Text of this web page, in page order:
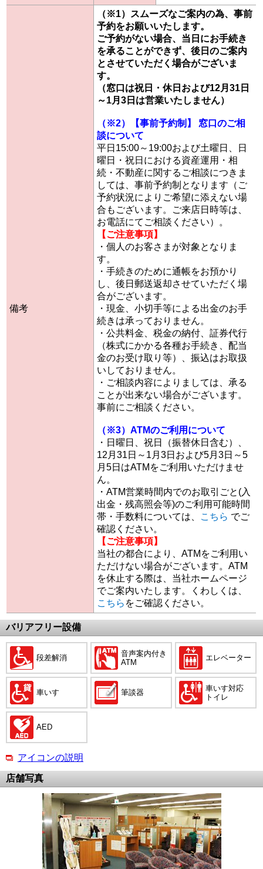
備考
（※1）スムーズなご案内の為、事前
予約をお願いいたします。
ご予約がない場合、当日にお手続き
を承ることができず、後日のご案内
とさせていただく場合がございま
す。
（窓口は祝日・休日および12月31日
～1月3日は営業いたしません）
（※2）【事前予約制】 窓口のご相
談について
平日15:00～19:00および土曜日、日
曜日・祝日における資産運用・相
続・不動産に関するご相談につきま
しては、事前予約制となります（ご
予約状況によりご希望に添えない場
合もございます。ご来店日時等は、
お電話にてご相談ください）。
【ご注意事項】
・個人のお客さまが対象となりま
す。
・手続きのために通帳をお預かり
し、後日郵送返却させていただく場
合がございます。
・現金、小切手等による出金のお手
続きは承っておりません。
・公共料金、税金の納付、証券代行
（株式にかかる各種お手続き、配当
金のお受け取り等）、振込はお取扱
いしておりません。
・ご相談内容によりましては、承る
ことが出来ない場合がございます。
事前にご相談ください。
（※3）ATMのご利用について
・日曜日、祝日（振替休日含む）、
12月31日～1月3日および5月3日～5
月5日はATMをご利用いただけませ
ん。
・ATM営業時間内でのお取引ごと(入
出金・残高照会等)のご利用可能時間
帯・手数料については、
こちら でご
確認ください。
【ご注意事項】
当社の都合により、ATMをご利用い
ただけない場合がございます。ATM
を休止する際は、当社ホームページ
でご案内いたします。くわしくは、
こちら をご確認ください。
バリアフリー設備
段差解消
音声案内付き
ATM
エレベーター
車いす 筆談器
車いす対応
トイレ
AED
アイコンの説明
店舗写真